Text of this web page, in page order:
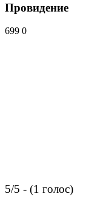
Провидение
699 0
5/5 - (1 голос)